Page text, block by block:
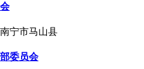
宁市马山县
委员会